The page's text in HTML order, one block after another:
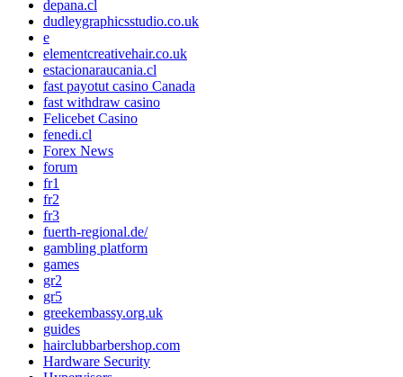
depana.cl
dudleygraphicsstudio.co.uk
e
elementcreativehair.co.uk
estacionaraucania.cl
fast payotut casino Canada
fast withdraw casino
Felicebet Casino
fenedi.cl
Forex News
forum
fr1
fr2
fr3
fuerth-regional.de/
gambling platform
games
gr2
gr5
greekembassy.org.uk
guides
hairclubbarbershop.com
Hardware Security